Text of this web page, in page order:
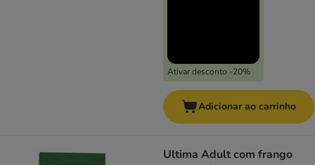
Ativar desconto -20%
Adicionar ao carrinho
Ultima Adult com frango